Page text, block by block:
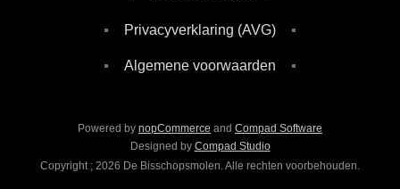
Privacyverklaring (AVG)
Algemene voorwaarden
Powered by nopCommerce and Compad Software
Designed by Compad Studio
Copyright ; 2026 De Bisschopsmolen. Alle rechten voorbehouden.